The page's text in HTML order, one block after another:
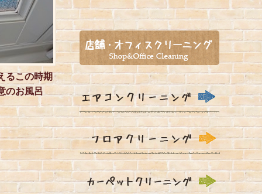
るこの時期
のお風呂